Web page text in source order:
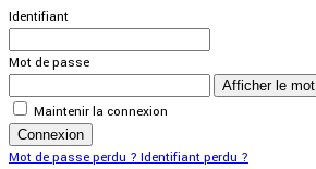
Identifiant
Mot de passe
Afficher le
Maintenir la connexion
Connexion
Mot de passe perdu ?Identifiant perdu ?